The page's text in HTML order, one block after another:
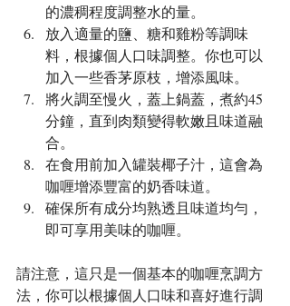
的濃稠程度調整水的量。
放入適量的鹽、糖和雞粉等調味
料，根據個人口味調整。你也可以
加入一些香茅原枝，增添風味。
將火調至慢火，蓋上鍋蓋，煮約45
分鐘，直到肉類變得軟嫩且味道融
合。
在食用前加入罐裝椰子汁，這會為
咖喱增添豐富的奶香味道。
確保所有成分均熟透且味道均勻，
即可享用美味的咖喱。
請注意，這只是一個基本的咖喱烹調方
法，你可以根據個人口味和喜好進行調